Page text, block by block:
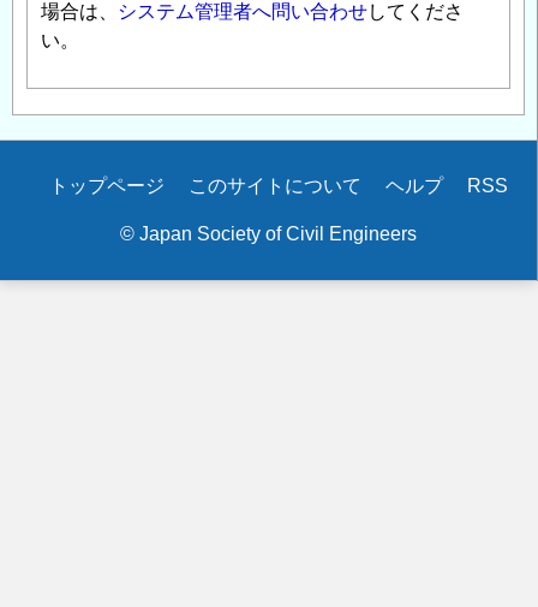
場合は、
システム管理者へ問い合わせしてくださ
い。
Secondary
トップページ このサイトについて ヘルプ RSS
© Japan Society of Civil Engineers